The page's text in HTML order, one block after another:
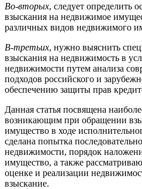
Во-вторых, следует определить
взыскания на недвижимое
различных видов недвижимого
В-третьих, нужно выяснить
взыскания на недвижимость в
недвижимости путем анализа
подходов российского и
обеспечению защиты прав
Данная статья посвящена
возникающим при обращении
имущество в ходе
сделана попытка
недвижимости, порядок
имущество, а также
оценке и реализации
взыскание.